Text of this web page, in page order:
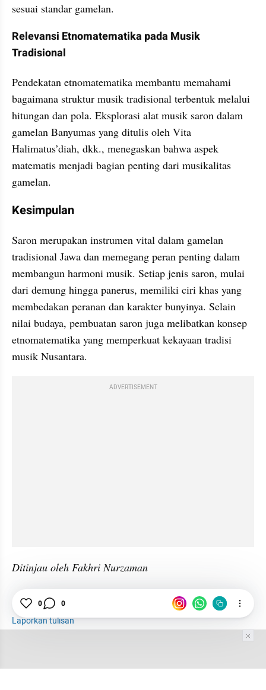
sesuai standar gamelan.
Relevansi Etnomatematika pada Musik
Tradisional
Pendekatan etnomatematika membantu memahami
bagaimana struktur musik tradisional terbentuk melalui
hitungan dan pola. Eksplorasi alat musik saron dalam
gamelan Banyumas yang ditulis oleh Vita
Halimatus’diah, dkk., menegaskan bahwa aspek
matematis menjadi bagian penting dari musikalitas
gamelan.
Kesimpulan
Saron merupakan instrumen vital dalam gamelan
tradisional Jawa dan memegang peran penting dalam
membangun harmoni musik. Setiap jenis saron, mulai
dari demung hingga panerus, memiliki ciri khas yang
membedakan peranan dan karakter bunyinya. Selain
nilai budaya, pembuatan saron juga melibatkan konsep
etnomatematika yang memperkuat kekayaan tradisi
musik Nusantara.
ADVERTISEMENT
Ditinjau oleh Fakhri Nurzaman
Sejarah
Tradisional
Laporkan tulisan
0 0